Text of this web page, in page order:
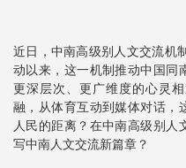
近日，中南高级别人文交流机
动以来，这一机制推动中国同
更深层次、更广维度的心灵
融，从体育互动到媒体对话，
人民的距离？在中南高级别人
写中南人文交流新篇章？